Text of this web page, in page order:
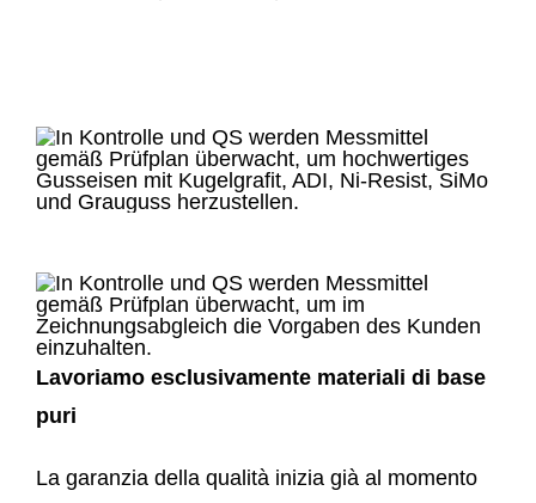
Lavoriamo esclusivamente materiali di base
puri
La garanzia della qualità inizia già al momento